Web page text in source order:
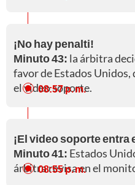
¡No hay penalti!
Minuto 43: la árbitra
favor de Estados Unidos,
el video soporte.
08:57 p. m.
¡El video soporte entra
Minuto 41: Estados
árbitra revisa en el
08:55 p. m.